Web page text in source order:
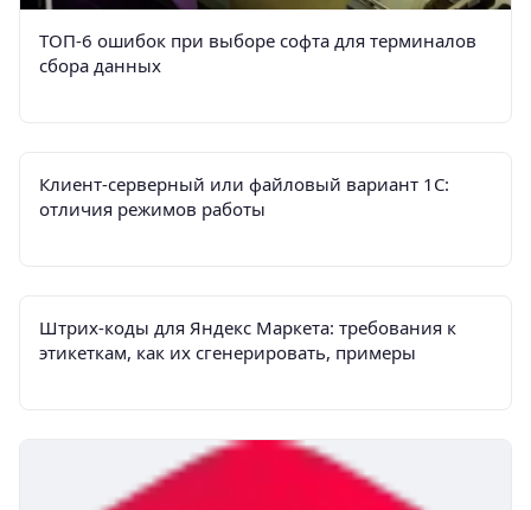
ТОП-6 ошибок при выборе софта для терминалов
сбора данных
Клиент-серверный или файловый вариант 1С:
отличия режимов работы
Штрих-коды для Яндекс Маркета: требования к
этикеткам, как их сгенерировать, примеры